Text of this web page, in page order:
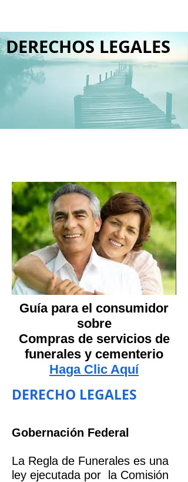
DERECHOS LEGALES
Guía para el consumidor
sobre
Compras de servicios de
funerales y cementerio
Haga Clic Aquí
DERECHO LEGALES
Gobernación Federal
La Regla de Funerales es una
ley ejecutada por la Comisión